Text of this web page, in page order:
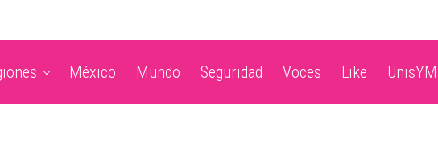
México Mundo Seguridad Voces Like